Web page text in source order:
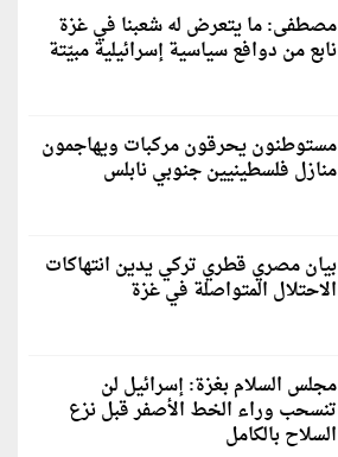
مصطفى: ما يتعرض له شعبنا في غزة
نابع من دوافع سياسية إسرائيلية مبيّتة
مستوطنون يحرقون مركبات ويهاجمون
منازل فلسطينيين جنوبي نابلس
بيان مصري قطري تركي يدين انتهاكات
الاحتلال المتواصلة في غزة
مجلس السلام بغزة: إسرائيل لن
تنسحب وراء الخط الأصفر قبل نزع
السلاح بالكامل